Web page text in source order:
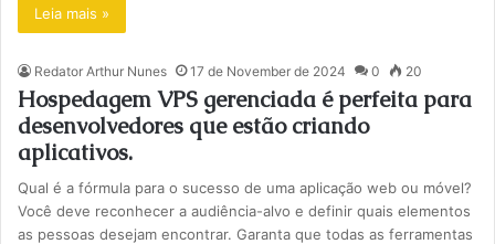
Leia mais »
Redator Arthur Nunes 17 de November de 2024 0 20
Hospedagem VPS gerenciada é perfeita para
desenvolvedores que estão criando
aplicativos.
Qual é a fórmula para o sucesso de uma aplicação web ou móvel?
Você deve reconhecer a audiência-alvo e definir quais elementos
as pessoas desejam encontrar. Garanta que todas as ferramentas